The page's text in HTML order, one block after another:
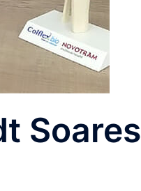
Soares